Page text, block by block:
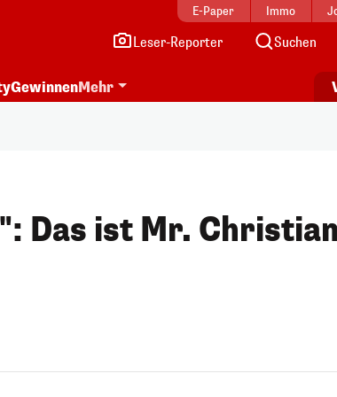
E-Paper Immo
Leser-Reporter Suchen
GewinnenMehr
Das ist Mr. Christian